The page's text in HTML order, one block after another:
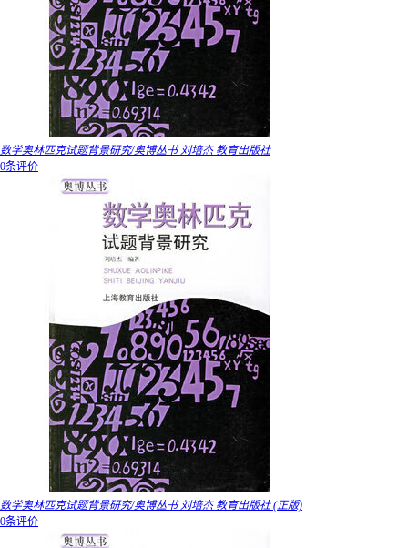
数学奥林匹克试题背景研究/奥博丛书 刘培杰 教育出版社
0条评价
数学奥林匹克试题背景研究/奥博丛书 刘培杰 教育出版社 (正版)
0条评价